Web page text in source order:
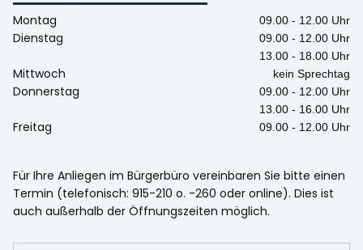
Montag 09.00 - 12.00 Uhr
Dienstag
09.00 - 12.00 Uhr
13.00 - 18.00 Uhr
Mittwoch kein Sprechtag
Donnerstag
09.00 - 12.00 Uhr
13.00 - 16.00 Uhr
Freitag 09.00 - 12.00 Uhr
Für Ihre Anliegen im Bürgerbüro vereinbaren Sie bitte einen
Termin (telefonisch: 915-210 o. -260 oder online). Dies ist
auch außerhalb der Öffnungszeiten möglich.